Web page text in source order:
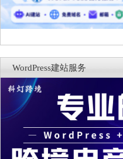
WordPress建站服务